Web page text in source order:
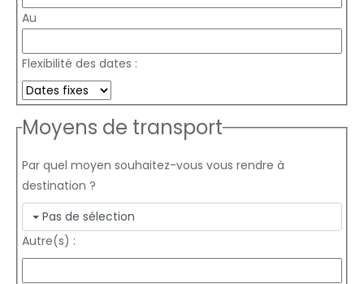
Au
Flexibilité des dates :
Moyens de transport
Par quel moyen souhaitez-vous vous rendre à
destination ?
Pas de sélection
Autre(s) :